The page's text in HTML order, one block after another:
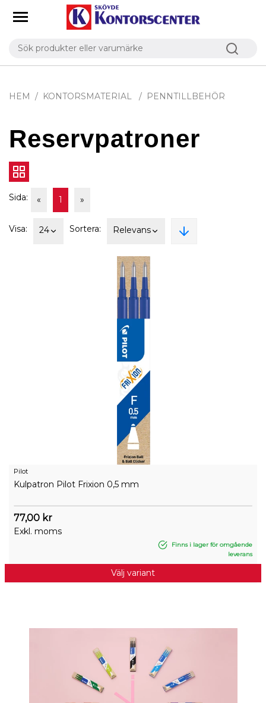
HEM KONTORSMATERIAL PENNTILLBEHÖR
Reservpatroner
Sida: « 1 »
Visa: 24 Sortera: Relevans
Pilot
Kulpatron Pilot Frixion 0,5 mm
77,00 kr
Exkl. moms
Finns i lager för omgående
leverans
Välj variant